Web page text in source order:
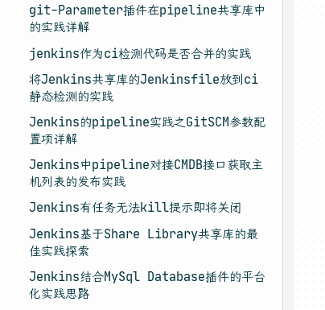
git-Parameter插件在pipeline共享库中
的实践详解
jenkins作为ci检测代码是否合并的实践
将Jenkins共享库的Jenkinsfile放到ci
静态检测的实践
Jenkins的pipeline实践之GitSCM参数配
置项详解
Jenkins中pipeline对接CMDB接口获取主
机列表的发布实践
Jenkins有任务无法kill提示即将关闭
Jenkins基于Share Library共享库的最
佳实践探索
Jenkins结合MySql Database插件的平台
化实践思路